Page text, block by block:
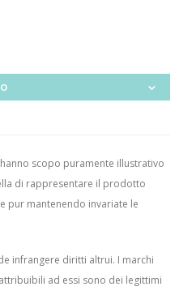
scopo puramente illustrativo
di rappresentare il prodotto
pur mantenendo invariate le
infrangere diritti altrui. I marchi
ad essi sono dei legittimi